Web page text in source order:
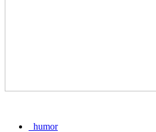
humor